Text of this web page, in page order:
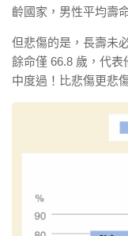
齡國家，男性平均壽
但悲傷的是，長壽未
餘命僅 66.8 歲，代
中度過！比悲傷更悲